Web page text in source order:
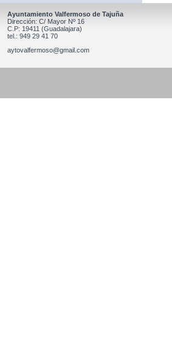
Ayuntamiento Valfermoso de Tajuña
Dirección: C/ Mayor Nº 16
C.P: 19411 (Guadalajara)
tel.: 949 29 41 70
aytovalfermoso@gmail.com